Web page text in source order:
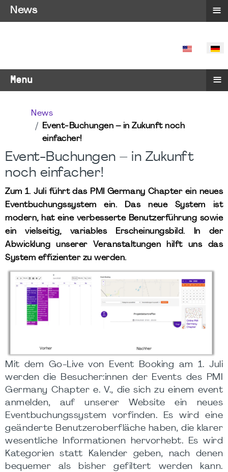
SPRACHE
Menu ≡
News
Event-Buchungen – in Zukunft noch
einfacher!
Event-Buchungen – in Zukunft
noch einfacher!
Zum 1. Juli führt das PMI Germany Chapter ein neues
Eventbuchungssystem ein. Das neue System ist
modern, hat eine verbesserte Benutzerführung sowie
ein vielseitig, variables Erscheinungsbild. In der
Abwicklung unserer Veranstaltungen hilft uns das
System effizienter zu werden.
Mit dem Go-Live von Event Booking am 1. Juli
werden die Besucher:innen der Events des PMI
Germany Chapter e. V., die sich zu einem event
anmelden, auf unserer Website ein neues
Eventbuchungssystem vorfinden. Es wird eine
geänderte Benutzeroberfläche haben, die klarer
wesentliche Informationen hervorhebt. Es wird
Kategorien statt Kalender geben, nach denen
bequemer als bisher gefiltert werden kann.
News ≡